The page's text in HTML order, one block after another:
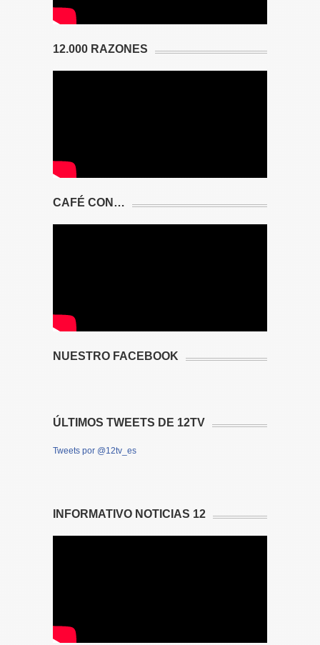
12.000 RAZONES
CAFÉ CON…
NUESTRO FACEBOOK
ÚLTIMOS TWEETS DE 12TV
Tweets por @12tv_es
INFORMATIVO NOTICIAS 12